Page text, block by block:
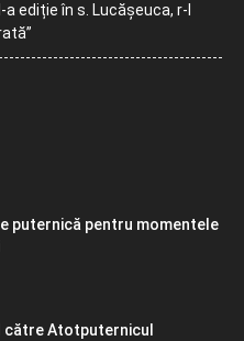
ediție în s. Lucășeuca, r-l
puternică pentru momentele
Atotputernicul